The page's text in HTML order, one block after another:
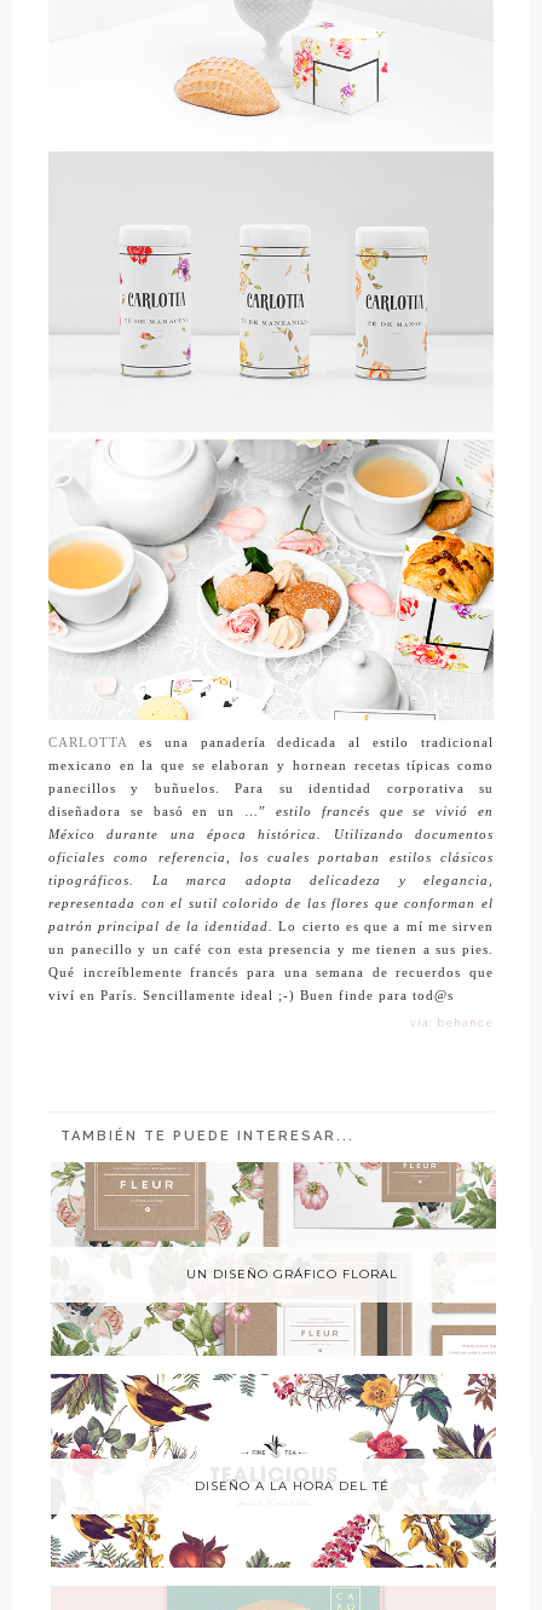
CARLOTTA es una panadería dedicada al estilo tradicional
mexicano en la que se elaboran y hornean recetas típicas como
panecillos y buñuelos. Para su identidad corporativa su
diseñadora se basó
en un …”
estilo francés que se vivió en
México durante una época histórica. Utilizando documentos
oficiales como referencia, los cuales portaban estilos clásicos
tipográficos.
La marca adopta delicadeza y elegancia,
representada con el sutil colorido de las flores que conforman el
patrón principal de la identidad.Lo cierto es que a mí me sirven
un panecillo y un café con esta presencia y me tienen a sus pies.
Qué increíblemente francés para una semana de recuerdos que
viví en París. Sencillamente ideal ;-) Buen finde para tod@s
vía: behance
TAMBIÉN TE PUEDE INTERESAR...
UN DISEÑO GRÁFICO FLORAL
DISEÑO A LA HORA DEL TÉ